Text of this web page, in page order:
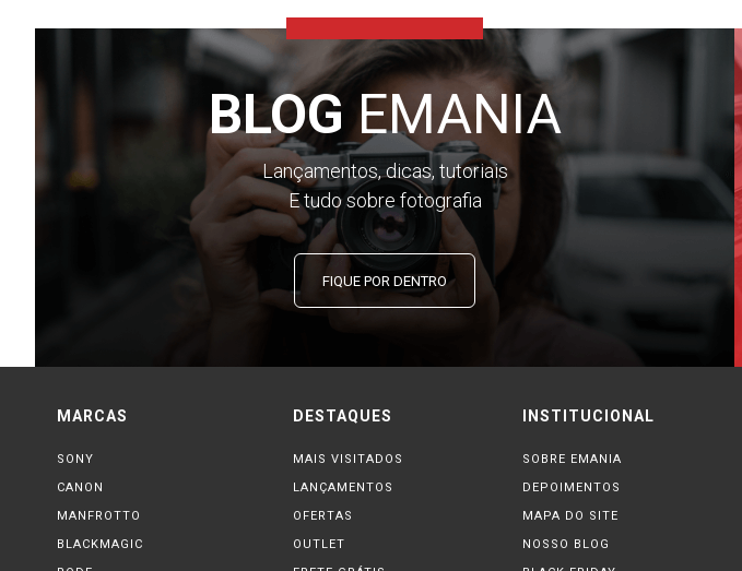
BLOGEMANIA
Lançamentos, dicas, tutoriais
E tudo sobre fotografia
FIQUE POR DENTRO
MARCAS
SONY
CANON
MANFROTTO
BLACKMAGIC
DESTAQUES
MAIS VISITADOS
LANÇAMENTOS
OFERTAS
OUTLET
INSTITUCIONAL
SOBRE EMANIA
DEPOIMENTOS
MAPA DO SITE
NOSSO BLOG